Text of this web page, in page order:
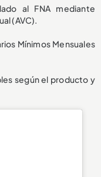
al FNA mediante
(AVC).
Mínimos Mensuales
según el producto y